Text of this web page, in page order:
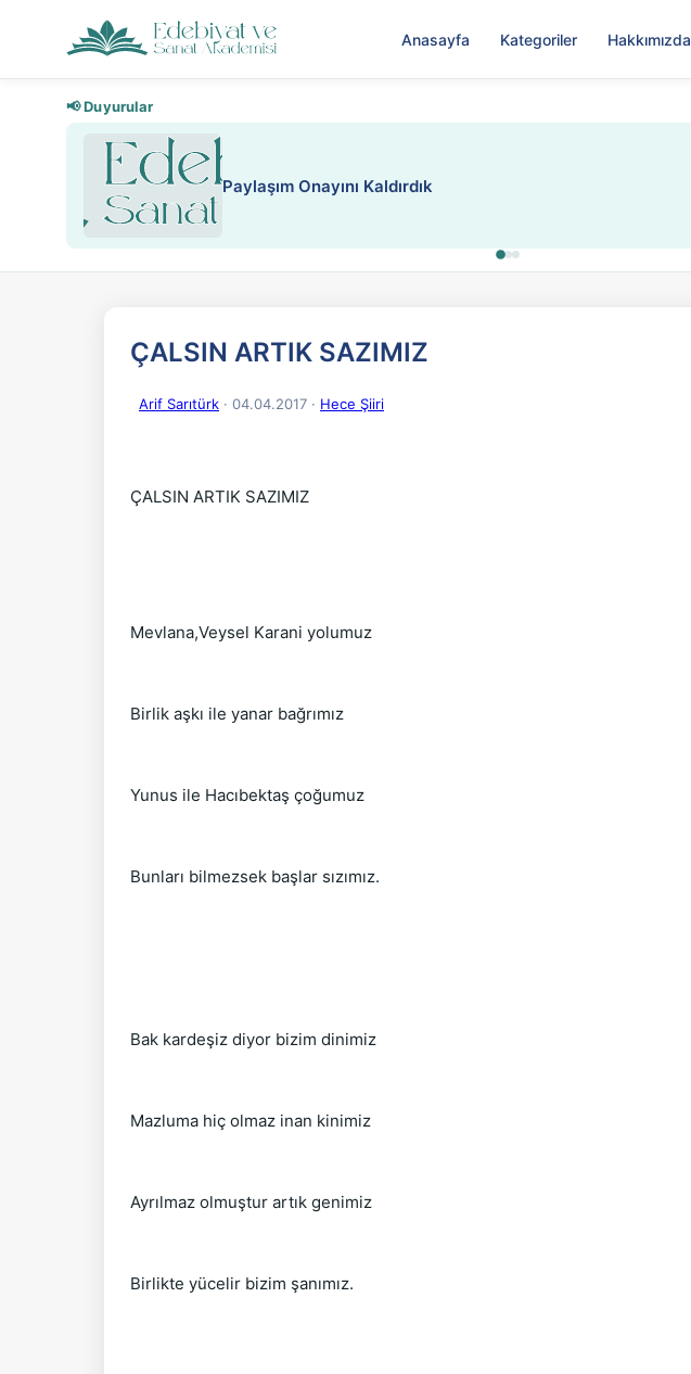
Anasayfa Kategoriler Hakkımızda
📢 Duyurular
Nadir içeriklere kısıtlama ve kredi sistemi getirildi
ÇALSIN ARTIK SAZIMIZ
Arif Sarıtürk · 04.04.2017 · Hece Şiiri
ÇALSIN ARTIK SAZIMIZ
Mevlana,Veysel Karani yolumuz
Birlik aşkı ile yanar bağrımız
Yunus ile Hacıbektaş çoğumuz
Bunları bilmezsek başlar sızımız.
Bak kardeşiz diyor bizim dinimiz
Mazluma hiç olmaz inan kinimiz
Ayrılmaz olmuştur artık genimiz
Birlikte yücelir bizim şanımız.